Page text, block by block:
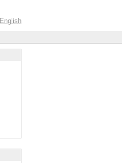
English